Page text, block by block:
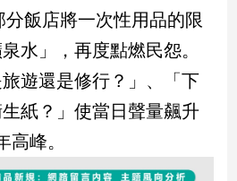
飯店將一次性用品的限
水」，再度點燃民怨。
遊還是修行？」、「下
紙？」使當日聲量飆升
高峰。